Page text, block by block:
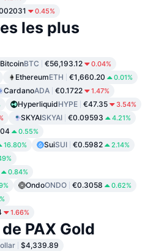
0.45%
les plus
BitcoinBTC €56,193.12 0.04%
EthereumETH €1,660.20 0.01%
CardanoADA €0.1722 1.47%
HyperliquidHYPE €47.35 3.54%
SKYAISKYAI €0.09593 4.21%
0.55%
16.80% SuiSUI €0.5982 2.14%
0.84%
OndoONDO €0.3058 0.62%
1.66%
PAX Gold
$4,339.89